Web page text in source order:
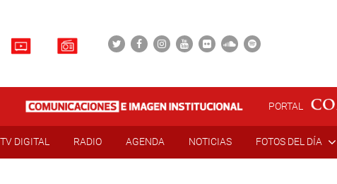
PORTAL
TV DIGITAL RADIO AGENDA NOTICIAS FOTOS DEL DÍA